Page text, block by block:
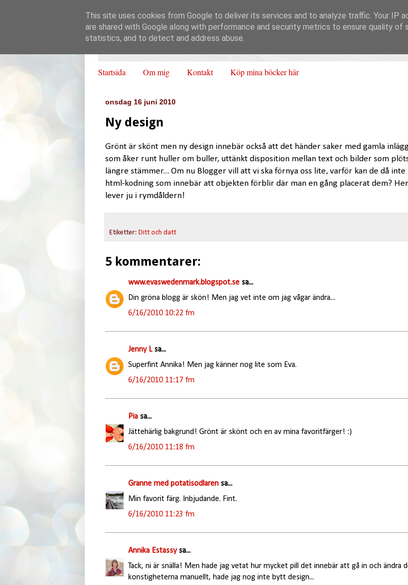
Startsida Om mig Kontakt Köp mina böcker här
onsdag 16 juni 2010
Ny design
Grönt är skönt men ny design innebär också att det händer saker med gamla
som åker runt huller om buller, uttänkt disposition mellan text och bilder som
längre stämmer... Om nu Blogger vill att vi ska förnya oss lite, varför kan de då
html-kodning som innebär att objekten förblir där man en gång placerat dem?
lever ju i rymdåldern!
Etiketter: Ditt och datt
5 kommentarer:
www.evaswedenmark.blogspot.sesa...
Din gröna blogg är skön! Men jag vet inte om jag vågar ändra...
6/16/2010 10:22 fm
Jenny Lsa...
Superfint Annika! Men jag känner nog lite som Eva.
6/16/2010 11:17 fm
Piasa...
Jättehärlig bakgrund! Grönt är skönt och en av mina favoritfärger! :)
6/16/2010 11:18 fm
Granne med potatisodlarensa...
Min favorit färg. Inbjudande. Fint.
6/16/2010 11:23 fm
Annika Estassysa...
Tack, ni är snälla! Men hade jag vetat hur mycket pill det innebär att gå in och ändra
konstigheterna manuellt, hade jag nog inte bytt design...
This site uses cookies from Google to deliver its services and to analyze traffic. Your IP
are shared with Google along with performance and security metrics to ensure quality of
statistics, and to detect and address abuse.